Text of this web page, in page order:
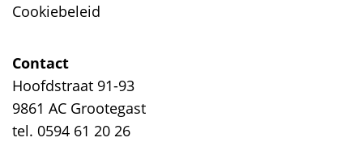
Cookiebeleid
Contact
Hoofdstraat 91-93
9861 AC Grootegast
tel. 0594 61 20 26